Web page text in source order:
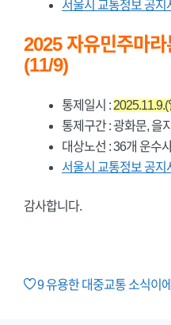
서울시 교통정보 공지
2025 자유민주마라
(11/9)
통제일시 :
통제구간 : 광화문, 을
대상노선 : 36개 운수
서울시 교통정보 공지
감사합니다.
9유용한 대중교통 소식이